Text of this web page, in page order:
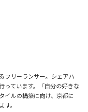
フリーランサー。シェアハ
っています。「自分の好きな
イルの構築に向け、京都に
。